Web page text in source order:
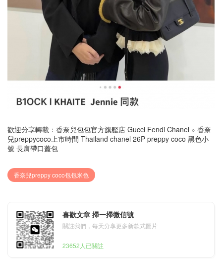
歡迎分享轉載： 香奈兒包包官方旗艦店 Gucci Fendi Chanel » 香奈
兒preppycoco上市時間 Thailand chanel 26P preppy coco 黑色小
號 長肩帶口蓋包
香奈兒preppy coco包包米色
喜歡文章 掃一掃微信號
關註我們，每天分享更多新款式圖片
23652人已關註